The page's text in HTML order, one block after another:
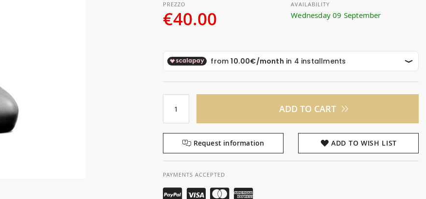
€40.00
AVAILABILITY
Wednesday 09 September
ADD TO CART
Request information ADD TO WISH LIST
PAYMENTS ACCEPTED